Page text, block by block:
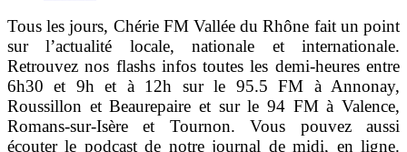
Tous les jours, Chérie FM Vallée du Rhône fait un point
sur l’actualité locale, nationale et internationale.
Retrouvez nos flashs infos toutes les demi-heures entre
6h30 et 9h et à 12h sur le 95.5 FM à Annonay,
Roussillon et Beaurepaire et sur le 94 FM à Valence,
Romans-sur-Isère et Tournon. Vous pouvez aussi
écouter le podcast de notre journal de midi, en ligne.